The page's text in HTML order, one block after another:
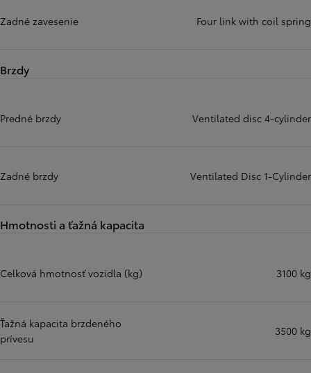
Zadné zavesenie Four link with coil spring
Brzdy
Predné brzdy Ventilated disc 4-cylinder
Zadné brzdy Ventilated Disc 1-Cylinder
Hmotnosti a ťažná kapacita
Celková hmotnosť vozidla (kg) 3100 kg
Ťažná kapacita brzdeného
prívesu
3500 kg